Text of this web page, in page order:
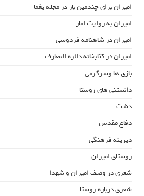
امیران برای چندمین بار در مجله یغما
امیران به روایت امار
امیران در شاهنامه فردوسی
امیران در کتابخانه دائره المعارف
بازی ها وسرگرمی
دانستنی های روستا
دشت
دفاع مقدس
دیرینه فرهنگی
روستای امیران
شعری در وصف امیران و شهدا
شعری درباره روستا